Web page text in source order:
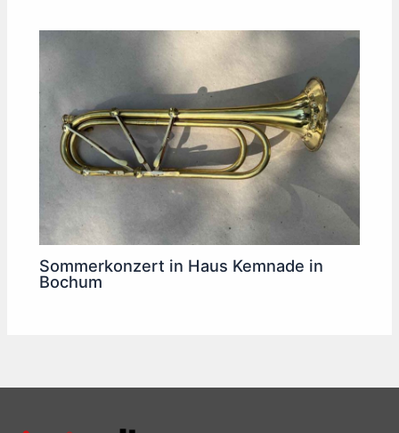
Sommerkonzert in Haus Kemnade in
Bochum